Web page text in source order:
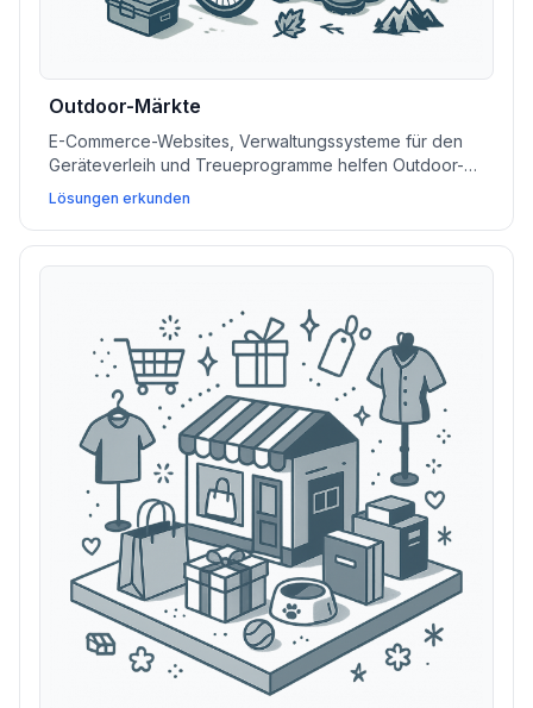
Outdoor-Märkte
E-Commerce-Websites, Verwaltungssysteme für den
Geräteverleih und Treueprogramme helfen Outdoor-
und Lifestyle-Unternehmen, den Umsatz zu steigern,
Dienstleistungen zu verwalten und Kundencommunities
aufzubauen.
Lösungen erkunden